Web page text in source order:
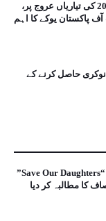
انگلینڈ میں یومِ آزادی پاکستان 2026 کی تیاریاں عروج پر،
پاکستان یوکے کا اہم
نوکری حاصل کرنے کے
اقوام متحدہ ہیڈکوارٹر کے سامنے “Save Our Daughters”
کا مطالبہ کر دیا